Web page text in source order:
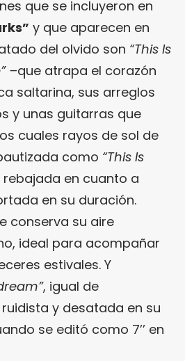
que se incluyeron en
y que aparecen en
del olvido son “This Is
–que atrapa el corazón
saltarina, sus arreglos
y unas guitarras que
cuales rayos de sol de
como “This Is
rebajada en cuanto a
en su duración.
conserva su aire
ideal para acompañar
estivales. Y
, igual de
y desatada en su
se editó como 7’’ en